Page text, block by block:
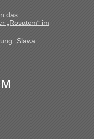
Re: Deklaration
Frau im Gepäck
Frau mit dabei ist.
immer unter
das
„Rosatom“ im
„Slawa